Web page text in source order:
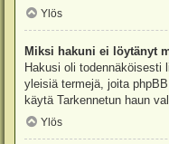
Ylös
Miksi hakuni ei löytänyt
Hakusi oli todennäköisesti
yleisiä termejä, joita
käytä Tarkennetun haun
Ylös